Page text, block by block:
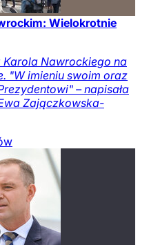
Wielokrotnie
Karola Nawrockiego na
"W imieniu swoim oraz
– napisała
Zajączkowska-